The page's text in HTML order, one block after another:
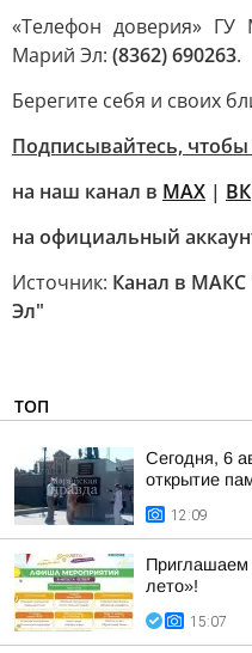
«Телефон доверия»
Марий Эл: (8362) 690263.
Берегите себя и своих
Подписывайтесь, чтобы
на наш канал в MAX | ВК
на официальный
Источник: Канал в
Эл"
ТОП
Сегодня, 6
открытие
12:09
Приглашаем
лето»!
15:07